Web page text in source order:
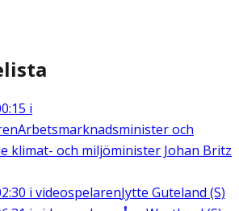
i
Arbetsmarknadsminister och
klimat- och miljöminister Johan Britz
i videospelarenJytte Guteland (S)